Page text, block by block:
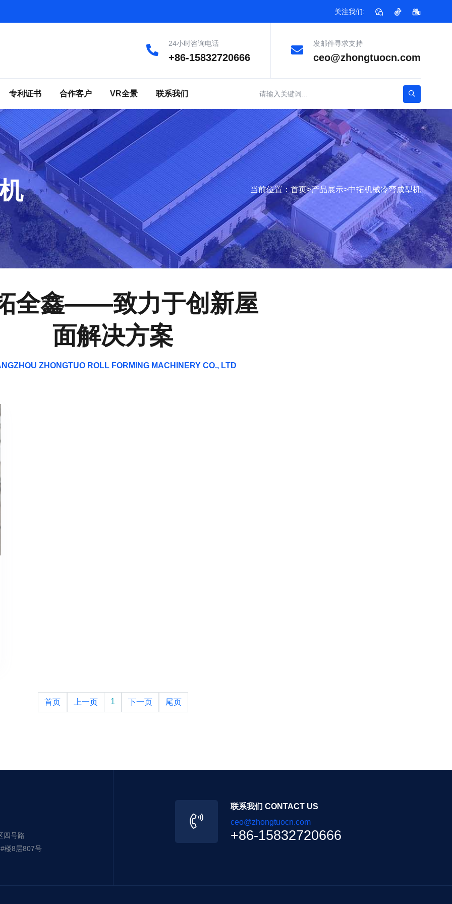
关注我们:
24小时咨询电话
+86-15832720666
发邮件寻求支持
ceo@zhongtuocn.com
专利证书 合作客户 VR全景 联系我们
当前位置：首页>产品展示>中拓机械冷弯成型机
全鑫——致力于创新屋
面解决方案
ZHONGTUO ROLL FORMING MACHINERY CO., LTD
首页 上一页 1 下一页 尾页
四号路
楼8层807号
联系我们 CONTACT US
ceo@zhongtuocn.com
+86-15832720666